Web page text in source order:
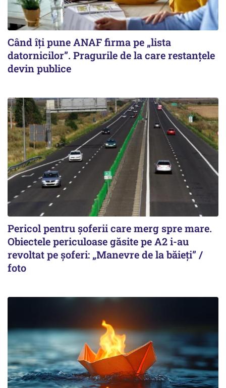
Când îți pune ANAF firma pe „lista
datornicilor”. Pragurile de la care restanțele
devin publice
Pericol pentru șoferii care merg spre mare.
Obiectele periculoase găsite pe A2 i-au
revoltat pe șoferi: „Manevre de la băieți” /
foto